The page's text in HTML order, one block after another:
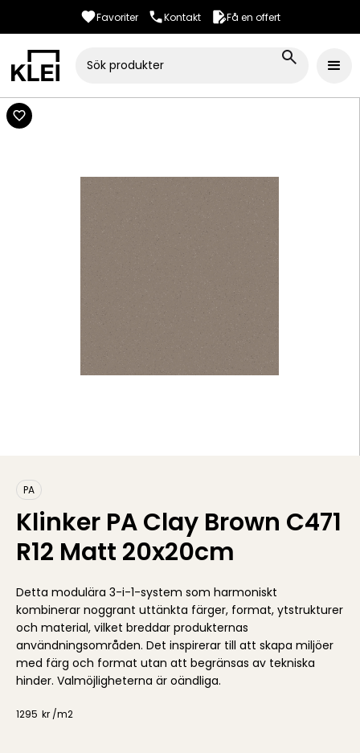
Favoriter Kontakt Få en offert
PA
Klinker PA Clay Brown C471
R12 Matt 20x20cm
Detta modulära 3-i-1-system som harmoniskt
kombinerar noggrant uttänkta färger, format, ytstrukturer
och material, vilket breddar produkternas
användningsområden. Det inspirerar till att skapa miljöer
med färg och format utan att begränsas av tekniska
hinder. Valmöjligheterna är oändliga.
1295 kr /m2